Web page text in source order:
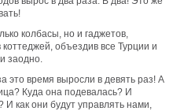
колбасы, но и гаджетов,
объездив все Турции и
заодно.
это время выросли в девять раз! А
Куда она подевалась? И
как они будут управлять нами,